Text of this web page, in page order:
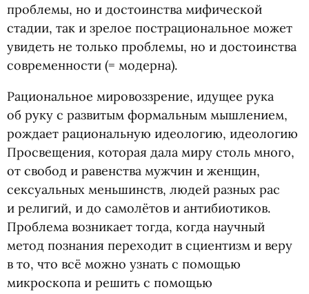
проблемы, но и достоинства мифической
стадии, так и зрелое пострациональное может
увидеть не только проблемы, но и достоинства
современности (= модерна).
Рациональное мировоззрение, идущее рука
об руку с развитым формальным мышлением,
рождает рациональную идеологию, идеологию
Просвещения, которая дала миру столь много,
от свобод и равенства мужчин и женщин,
сексуальных меньшинств, людей разных рас
и религий, и до самолётов и антибиотиков.
Проблема возникает тогда, когда научный
метод познания переходит в сциентизм и веру
в то, что всё можно узнать с помощью
микроскопа и решить с помощью